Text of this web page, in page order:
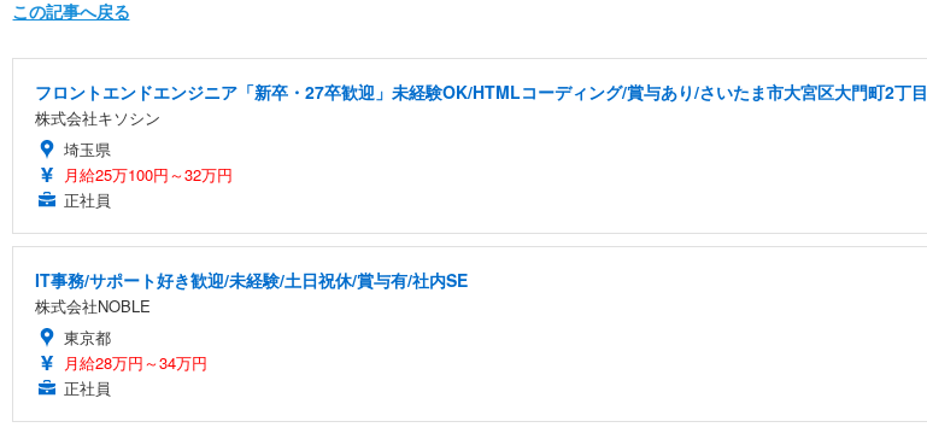
この記事へ戻る
フロントエンドエンジニア「新卒・27卒歓迎」未経験OK/HTMLコーディング/賞与あり/さいたま市大宮区大門町2丁目
株式会社キソシン
埼玉県
月給25万100円～32万円
正社員
IT事務/サポート好き歓迎/未経験/土日祝休/賞与有/社内SE
株式会社NOBLE
東京都
月給28万円～34万円
正社員